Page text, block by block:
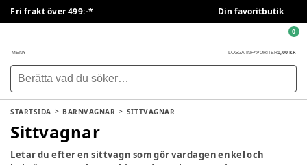
Fri frakt över 499:-* Din favoritbutik
MENY LOGGA IN FAVORITER0,00 KR
0
STARTSIDA BARNVAGNAR SITTVAGNAR
Sittvagnar
Letar du efter en sittvagn som gör vardagen enkel och